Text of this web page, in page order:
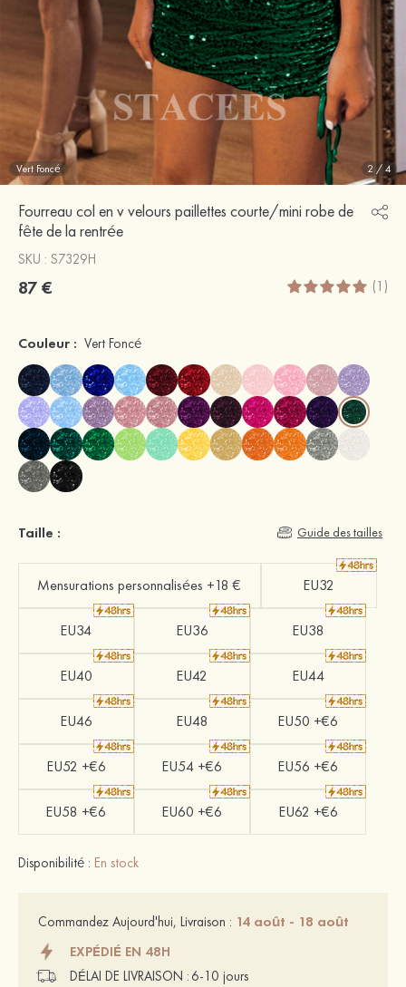
Vert Foncé 2 /4
Fourreau col en v velours paillettes courte/mini robe de
fête de la rentrée
SKU : S7329H
87 € (1)
Couleur : Vert Foncé
Taille : Guide des tailles
Mensurations personnalisées +18 € EU32
EU34 EU36 EU38
EU40 EU42 EU44
EU46 EU48 EU50 +€6
EU52 +€6 EU54 +€6 EU56 +€6
EU58 +€6 EU60 +€6 EU62 +€6
Disponibilité : En stock
Commandez Aujourd'hui, Livraison : 14 août - 18 août
EXPÉDIÉ EN 48H
DÉLAI DE LIVRAISON : 6-10 jours